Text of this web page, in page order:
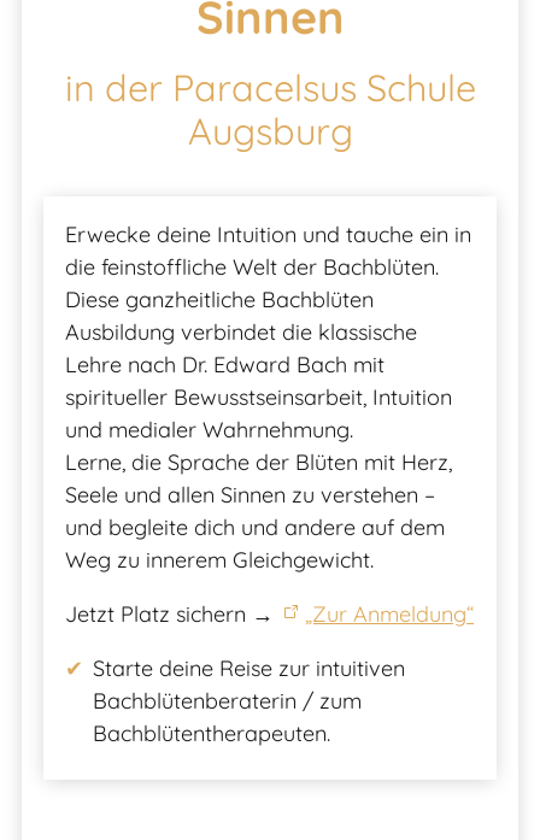
Mein Spektrum
Meditationskissen
Kontakt
Sinnen
in der Paracelsus Schule
Augsburg
Erwecke deine Intuition und tauche ein in
die feinstoffliche Welt der Bachblüten.
Diese ganzheitliche Bachblüten
Ausbildung verbindet die klassische
Lehre nach Dr. Edward Bach mit
spiritueller Bewusstseinsarbeit, Intuition
und medialer Wahrnehmung.
Lerne, die Sprache der Blüten mit Herz,
Seele und allen Sinnen zu verstehen –
und begleite dich und andere auf dem
Weg zu innerem Gleichgewicht.
Jetzt Platz sichern →
„Zur Anmeldung“
Starte deine Reise zur intuitiven
Bachblütenberaterin / zum
Bachblütentherapeuten.